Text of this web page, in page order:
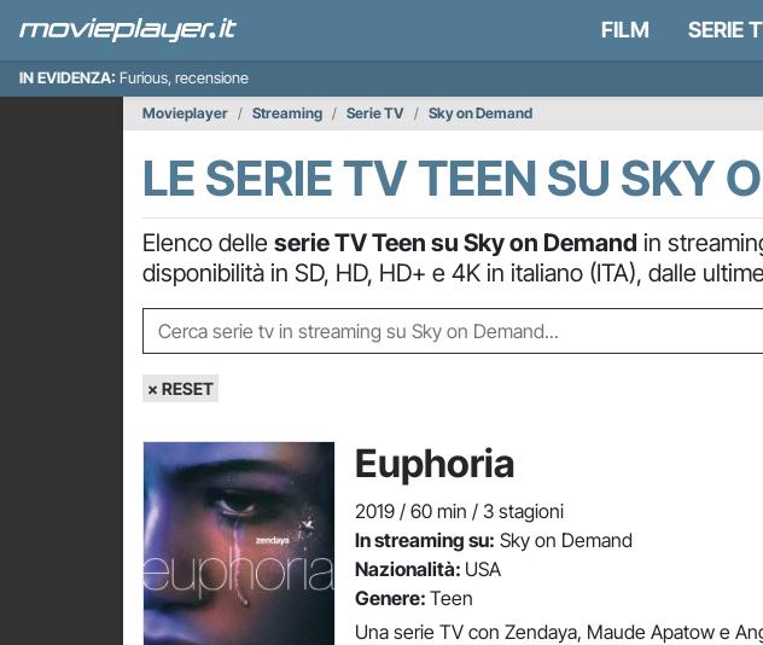
FILM SERIE
IN EVIDENZA: Furious, recensione
Movieplayer
Streaming Serie TV Sky on Demand
LE SERIE TV TEEN SU SKY
Elenco delle serie TV Teen su Sky on Demand in
disponibilità in SD, HD, HD+ e 4K in italiano (ITA), dalle
× RESET
Euphoria
2019 / 60 min / 3 stagioni
In streaming su: Sky on Demand
Nazionalità: USA
Genere: Teen
Una serie TV con Zendaya, Maude Apatow e